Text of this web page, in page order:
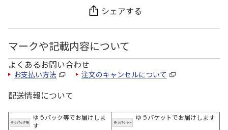
シェアする
マークや記載内容について
よくあるお問い合わせ
お支払い方法 注文のキャンセルについて
配送情報について
ゆうパック等でお届けしま
す
ゆうパケットでお届けします